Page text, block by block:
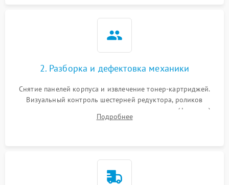
2. Разборка и дефектовка механики
Снятие панелей корпуса и извлечение тонер-картриджей.
Визуальный контроль шестерней редуктора, роликов
захвата, термопленки и прижимного вала в печи (фьюзере).
Проверка оптики сканера на загрязнения.
Подробнее